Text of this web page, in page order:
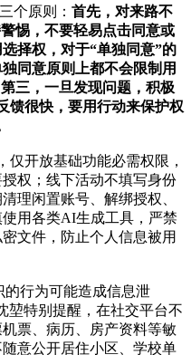
个原则： 首先，对来路不
惕，不要轻易点击同意或
择权，对于“单独同意”的
同意原则上都不会限制用
三，一旦发现问题，积极
馈很快，要用行动来保护权
开放基础功能必需权限，
权；线下活动不填写身份
理闲置账号、解绑授权、
用各类AI生成工具，严禁
文件，防止个人信息被用
行为可能造成信息泄
堃特别提醒，在社交平台不
票、病历、房产资料等敏
意公开居住小区、学校单